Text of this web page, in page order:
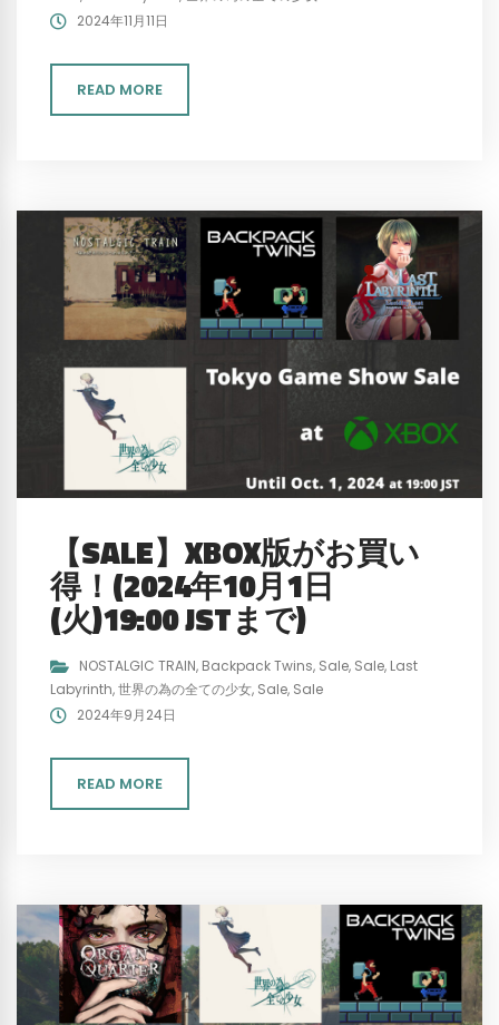
2024年11月11日
READ MORE
【SALE】XBOX版がお買い
得！(2024年10月1日
(火)19:00 JSTまで)
NOSTALGIC TRAIN, Backpack Twins, Sale, Sale, Last
Labyrinth,世界の為の全ての少女, Sale, Sale
2024年9月24日
READ MORE